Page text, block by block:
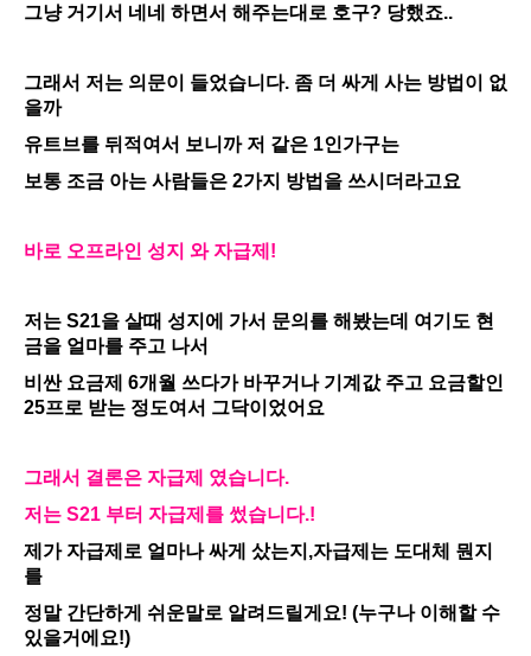
그냥 거기서 네네 하면서 해주는대로 호구? 당했죠..
그래서 저는 의문이 들었습니다. 좀 더 싸게 사는 방법이 없
을까
유트브를 뒤적여서 보니까 저 같은 1인가구는
보통 조금 아는 사람들은 2가지 방법을 쓰시더라고요
바로 오프라인 성지 와 자급제!
저는 S21을 살때 성지에 가서 문의를 해봤는데 여기도 현
금을 얼마를 주고 나서
비싼 요금제 6개월 쓰다가 바꾸거나 기계값 주고 요금할인
25프로 받는 정도여서 그닥이었어요
그래서 결론은 자급제 였습니다.
저는 S21 부터 자급제를 썼습니다.!
제가 자급제로 얼마나 싸게 샀는지,자급제는 도대체 뭔지
를
정말 간단하게 쉬운말로 알려드릴게요! (누구나 이해할 수
있을거에요!)